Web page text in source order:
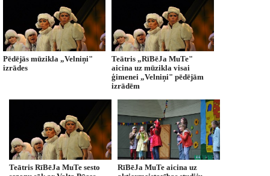
Pēdējās mūzikla „Velniņi"
izrādes
Teātris „RīBēJa MuTe"
aicina uz mūzikla visai
ģimenei „Velniņi" pēdējām
izrādēm
Teātris RīBēJa MuTe sesto
RīBēJa MuTe aicina uz